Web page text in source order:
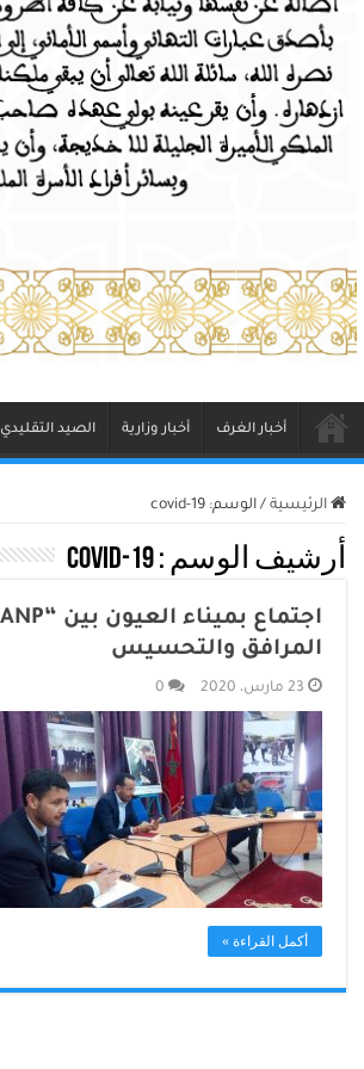
أخبار الغرف أخبار وزارية الصيد التقليدي
الرئيسية / الوسم:covid-19
أرشيف الوسم :covid-19
المرافق والتحسيس
23 مارس، 2020 0
أكمل القراءة »